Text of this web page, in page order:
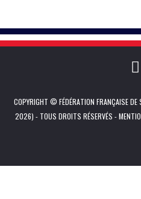
COPYRIGHT © FÉDÉRATION FRANÇAISE
2026) - TOUS DROITS RÉSERVÉS -